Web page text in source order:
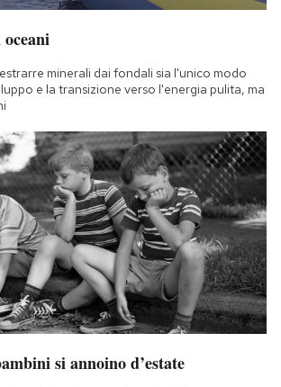
minerali dai fondali sia l'unico modo
e la transizione verso l'energia pulita, ma
si annoino d’estate